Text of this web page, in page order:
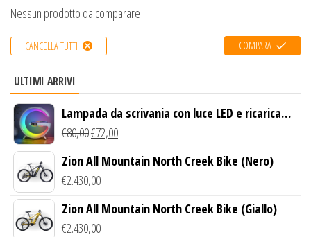
Nessun prodotto da comparare
CANCELLA TUTTI COMPARA
ULTIMI ARRIVI
Lampada da scrivania con luce LED e ricarica
wireless
€80,00€72,00
Zion All Mountain North Creek Bike (Nero)
€2.430,00
Zion All Mountain North Creek Bike (Giallo)
€2.430,00